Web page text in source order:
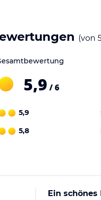
Aroma-Dampfbad,
an. Hinsichtlich der
Services
33 Wohnräume zur
Die Hotelgäste
(von
5,9 / 6
5,9
5,8
Ein